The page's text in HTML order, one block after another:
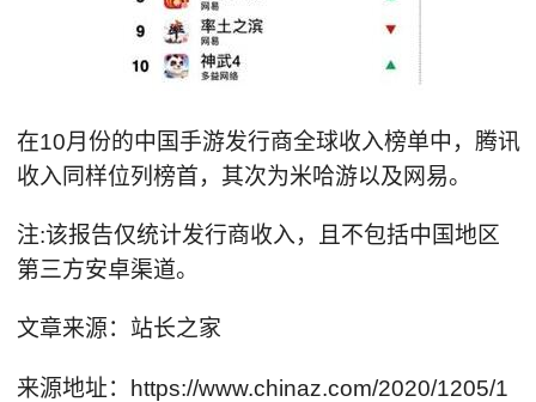
在10月份的中国手游发行商全球收入榜单中，腾讯
收入同样位列榜首，其次为米哈游以及网易。
注:该报告仅统计发行商收入，且不包括中国地区
第三方安卓渠道。
文章来源：站长之家
来源地址：https://www.chinaz.com/2020/1205/1